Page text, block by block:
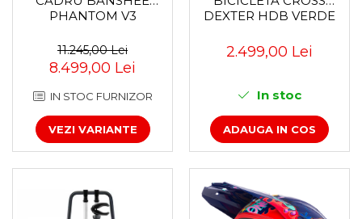
PHANTOM V3
11.245,00 Lei
8.499,00 Lei
IN STOC FURNIZOR
VEZI VARIANTE
DEXTER HDB VERDE
2.499,00 Lei
In stoc
ADAUGA IN COS